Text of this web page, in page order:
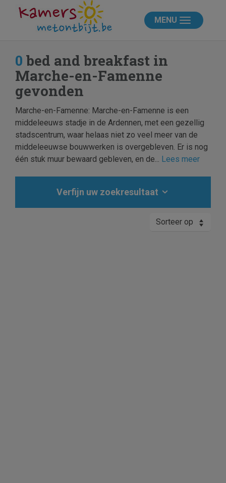
MENU
0 bed and breakfast in
Marche-en-Famenne
gevonden
Marche-en-Famenne: Marche-en-Famenne is een
middeleeuws stadje in de Ardennen, met een gezellig
stadscentrum, waar helaas niet zo veel meer van de
middeleeuwse bouwwerken is overgebleven. Er is nog
één stuk muur bewaard gebleven, en de... Lees meer
Verfijn uw zoekresultaat
Sorteer op